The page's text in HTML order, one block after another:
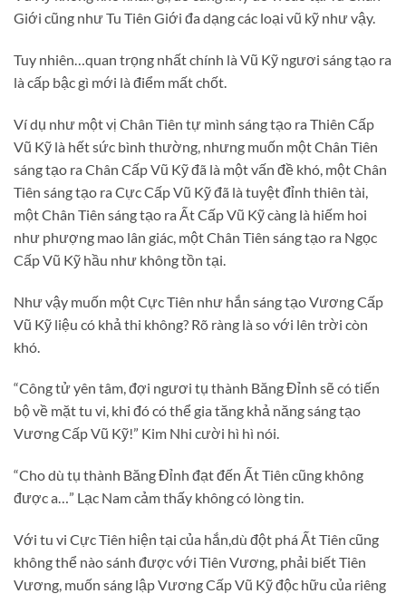
Giới cũng như Tu Tiên Giới đa dạng các loại vũ kỹ như vậy.
Tuy nhiên…quan trọng nhất chính là Vũ Kỹ ngươi sáng tạo ra
là cấp bậc gì mới là điểm mất chốt.
Ví dụ như một vị Chân Tiên tự mình sáng tạo ra Thiên Cấp
Vũ Kỹ là hết sức bình thường, nhưng muốn một Chân Tiên
sáng tạo ra Chân Cấp Vũ Kỹ đã là một vấn đề khó, một Chân
Tiên sáng tạo ra Cực Cấp Vũ Kỹ đã là tuyệt đỉnh thiên tài,
một Chân Tiên sáng tạo ra Ất Cấp Vũ Kỹ càng là hiếm hoi
như phượng mao lân giác, một Chân Tiên sáng tạo ra Ngọc
Cấp Vũ Kỹ hầu như không tồn tại.
Như vậy muốn một Cực Tiên như hắn sáng tạo Vương Cấp
Vũ Kỹ liệu có khả thi không? Rõ ràng là so với lên trời còn
khó.
“Công tử yên tâm, đợi ngươi tụ thành Băng Đỉnh sẽ có tiến
bộ về mặt tu vi, khi đó có thể gia tăng khả năng sáng tạo
Vương Cấp Vũ Kỹ!” Kim Nhi cười hì hì nói.
“Cho dù tụ thành Băng Đỉnh đạt đến Ất Tiên cũng không
được a…” Lạc Nam cảm thấy không có lòng tin.
Với tu vi Cực Tiên hiện tại của hắn,dù đột phá Ất Tiên cũng
không thể nào sánh được với Tiên Vương, phải biết Tiên
Vương, muốn sáng lập Vương Cấp Vũ Kỹ độc hữu của riêng